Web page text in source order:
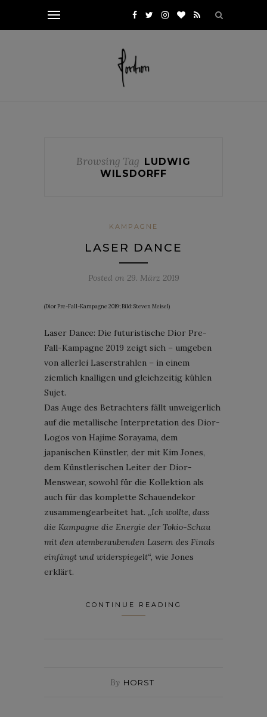
Browsing Tag LUDWIG
WILSDORFF
KAMPAGNE
LASER DANCE
Posted on 29. März 2019
(Dior Pre-Fall-Kampagne 2019; Bild: Steven Meisel)
Laser Dance: Die futuristische Dior Pre-
Fall-Kampagne 2019 zeigt sich – umgeben
von allerlei Laserstrahlen – in einem
ziemlich knalligen und gleichzeitig kühlen
Sujet.
Das Auge des Betrachters fällt unweigerlich
auf die metallische Interpretation des Dior-
Logos von Hajime Sorayama, dem
japanischen Künstler, der mit Kim Jones,
dem Künstlerischen Leiter der Dior-
Menswear, sowohl für die Kollektion als
auch für das komplette Schauendekor
zusammengearbeitet hat. „Ich wollte, dass
die Kampagne die Energie der Tokio-Schau
mit den atemberaubenden Lasern des Finals
einfängt und widerspiegelt“, wie Jones
erklärt.
CONTINUE READING
By HORST